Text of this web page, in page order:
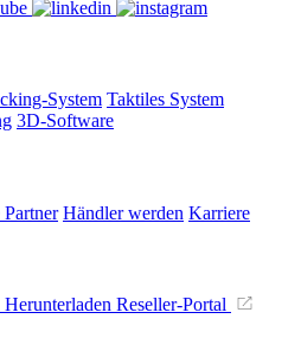
System Taktiles System
3D-Software
Partner Händler werden Karriere
Herunterladen Reseller-Portal